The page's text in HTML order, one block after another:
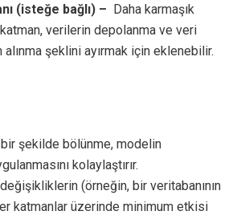
(isteğe bağlı) – Daha karmaşık
verilerin depolanma ve veri
alınma şeklini ayırmak için eklenebilir.
şekilde bölünme, modelin
kolaylaştırır.
(örneğin, bir veritabanının
katmanlar üzerinde minimum etkisi